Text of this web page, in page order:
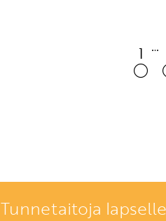
1
Tunnetaitoja